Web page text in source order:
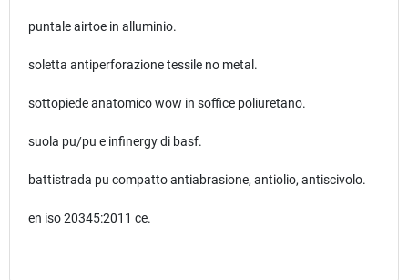
puntale airtoe in alluminio.
soletta antiperforazione tessile no metal.
sottopiede anatomico wow in soffice poliuretano.
suola pu/pu e infinergy di basf.
battistrada pu compatto antiabrasione, antiolio, antiscivolo.
en iso 20345:2011 ce.